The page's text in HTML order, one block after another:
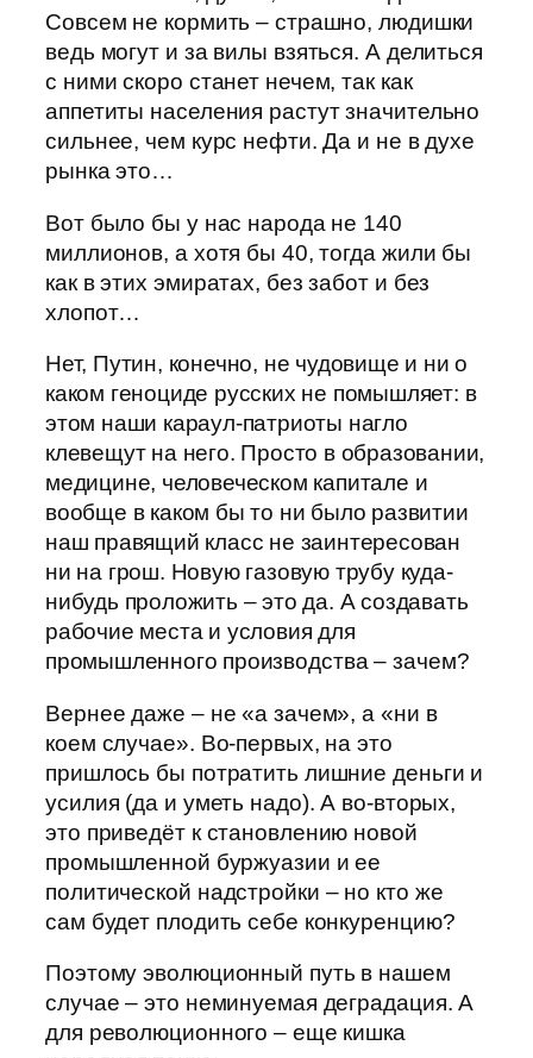
Совсем не кормить – страшно, людишки
ведь могут и за вилы взяться. А делиться
с ними скоро станет нечем, так как
аппетиты населения растут значительно
сильнее, чем курс нефти. Да и не в духе
рынка это…
Вот было бы у нас народа не 140
миллионов, а хотя бы 40, тогда жили бы
как в этих эмиратах, без забот и без
хлопот…
Нет, Путин, конечно, не чудовище и ни о
каком геноциде русских не помышляет: в
этом наши караул-патриоты нагло
клевещут на него. Просто в образовании,
медицине, человеческом капитале и
вообще в каком бы то ни было развитии
наш правящий класс не заинтересован
ни на грош. Новую газовую трубу куда-
нибудь проложить – это да. А создавать
рабочие места и условия для
промышленного производства – зачем?
Вернее даже – не «а зачем», а «ни в
коем случае». Во-первых, на это
пришлось бы потратить лишние деньги и
усилия (да и уметь надо). А во-вторых,
это приведёт к становлению новой
промышленной буржуазии и ее
политической надстройки – но кто же
сам будет плодить себе конкуренцию?
Поэтому эволюционный путь в нашем
случае – это неминуемая деградация. А
для революционного – еще кишка